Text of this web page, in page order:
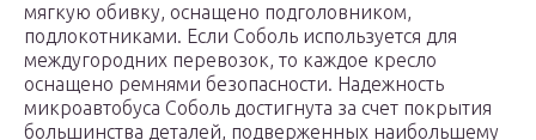
мягкую обивку, оснащено подголовником,
подлокотниками. Если Соболь используется для
междугородних перевозок, то каждое кресло
оснащено ремнями безопасности. Надежность
микроавтобуса Соболь достигнута за счет покрытия
большинства деталей, подверженных наибольшему